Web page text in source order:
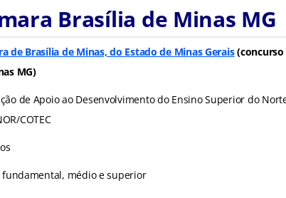
Brasília de Minas MG
de Brasília de Minas, do Estado de Minas Gerais(concurso
MG)
de Apoio ao Desenvolvimento do Ensino Superior do
COTEC
fundamental, médio e superior